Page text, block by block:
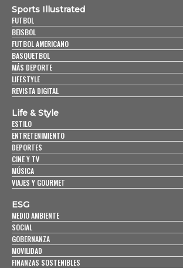
Sports Illustrated
FUTBOL
BEISBOL
FUTBOL AMERICANO
BASQUETBOL
MÁS DEPORTE
LIFESTYLE
REVISTA DIGITAL
Life & Style
ESTILO
ENTRETENIMIENTO
DEPORTES
CINE Y TV
MÚSICA
VIAJES Y GOURMET
ESG
MEDIO AMBIENTE
SOCIAL
GOBERNANZA
MOVILIDAD
FINANZAS SOSTENIBLES